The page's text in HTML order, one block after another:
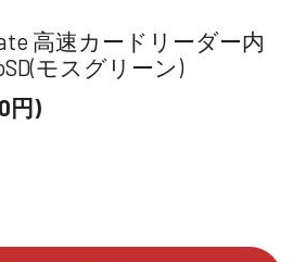
高速カードリーダー内
モスグリーン)
円)